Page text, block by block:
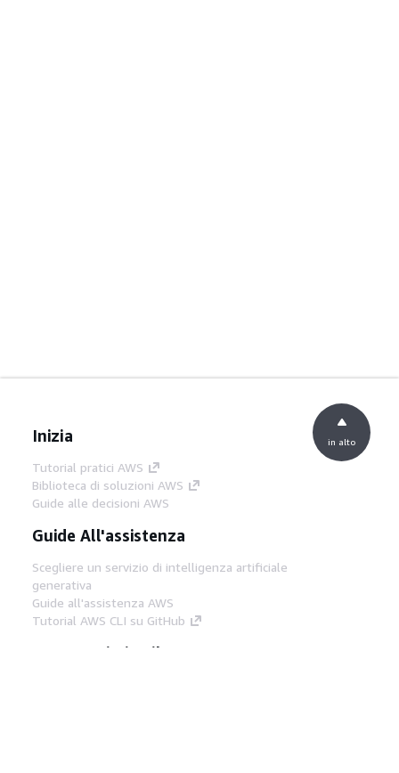
Inizia
Tutorial pratici AWS
Biblioteca di soluzioni AWS
Guide alle decisioni AWS
Guide All'assistenza
Scegliere un servizio di intelligenza artificiale
generativa
Guide all'assistenza AWS
Tutorial AWS CLI su GitHub
Strumenti Di Sviluppo
in alto